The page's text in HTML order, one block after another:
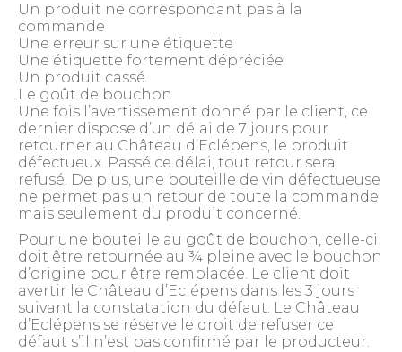
Un produit ne correspondant pas à la
commande
Une erreur sur une étiquette
Une étiquette fortement dépréciée
Un produit cassé
Le goût de bouchon
Une fois l’avertissement donné par le client, ce
dernier dispose d’un délai de 7 jours pour
retourner au Château d’Eclépens, le produit
défectueux. Passé ce délai, tout retour sera
refusé. De plus, une bouteille de vin défectueuse
ne permet pas un retour de toute la commande
mais seulement du produit concerné.
Pour une bouteille au goût de bouchon, celle-ci
doit être retournée au ¾ pleine avec le bouchon
d’origine pour être remplacée. Le client doit
avertir le Château d’Eclépens dans les 3 jours
suivant la constatation du défaut. Le Château
d’Eclépens se réserve le droit de refuser ce
défaut s’il n’est pas confirmé par le producteur.